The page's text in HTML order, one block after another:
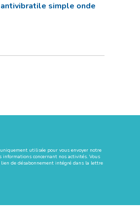
antivibratile simple onde
utilisée pour vous envoyer notre
concernant nos activités. Vous
de désabonnement intégré dans la lettre